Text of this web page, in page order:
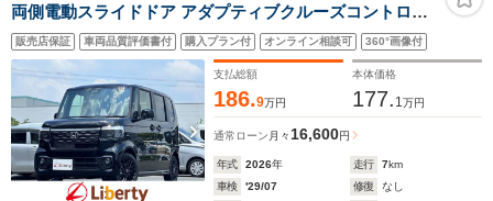
両側電動スライドドア アダプティブクルーズコントロー
ル 衝突被害軽減ブレーキ LEDヘッドライト 純正アルミホ
イール 電動パーキングブレーキ オートブレーキホールド
シートヒーター
販売店保証 車両品質評価書付 購入プラン付 オンライン相談可 360°画像付
支払総額
186.9万円
本体価格
177. 1万円
通常ローン 月々16,600円
年式 2026年 走行 7km
車検
'29/07 修復
なし